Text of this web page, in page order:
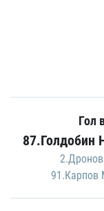
Гол
87.Голдобин
91.Карпов